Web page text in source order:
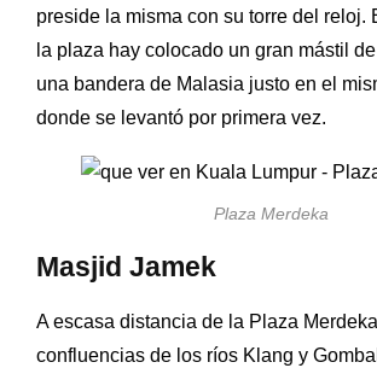
preside la misma con su torre del reloj.
la plaza hay colocado un gran mástil
una bandera de Malasia justo en el
donde se levantó por primera vez.
Plaza Merdeka
Masjid Jamek
A escasa distancia de la Plaza
confluencias de los ríos Klang y